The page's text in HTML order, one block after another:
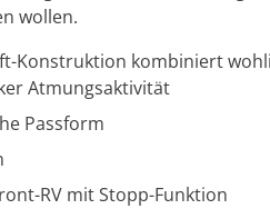
wollen.
Konstruktion kombiniert
Atmungsaktivität
Passform
RV mit Stopp-Funktion